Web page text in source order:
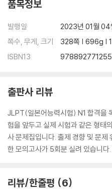
품목정보
발행일
2023년 01월 04
쪽수, 무게, 크기
328쪽 | 696g |
ISBN13
출판사 리뷰
JLPT(일본어능력시험) N1 합격을
험을 앞두고 실제 시험과 같은 형태
사 문제집입니다. 출제 경향 및 문제
한 모의고사가 5회분 실려 있습니다.
리뷰/한줄평 6